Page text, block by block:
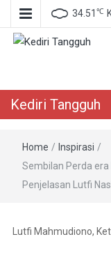
34.51 ℃
Kediri Tangguh
Home / Inspirasi /
Sembilan Perda era
Penjelasan Lutfi
Lutfi Mahmudiono,